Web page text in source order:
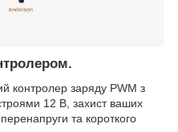
контролер заряду PWM з
12 В, захист ваших
та короткого